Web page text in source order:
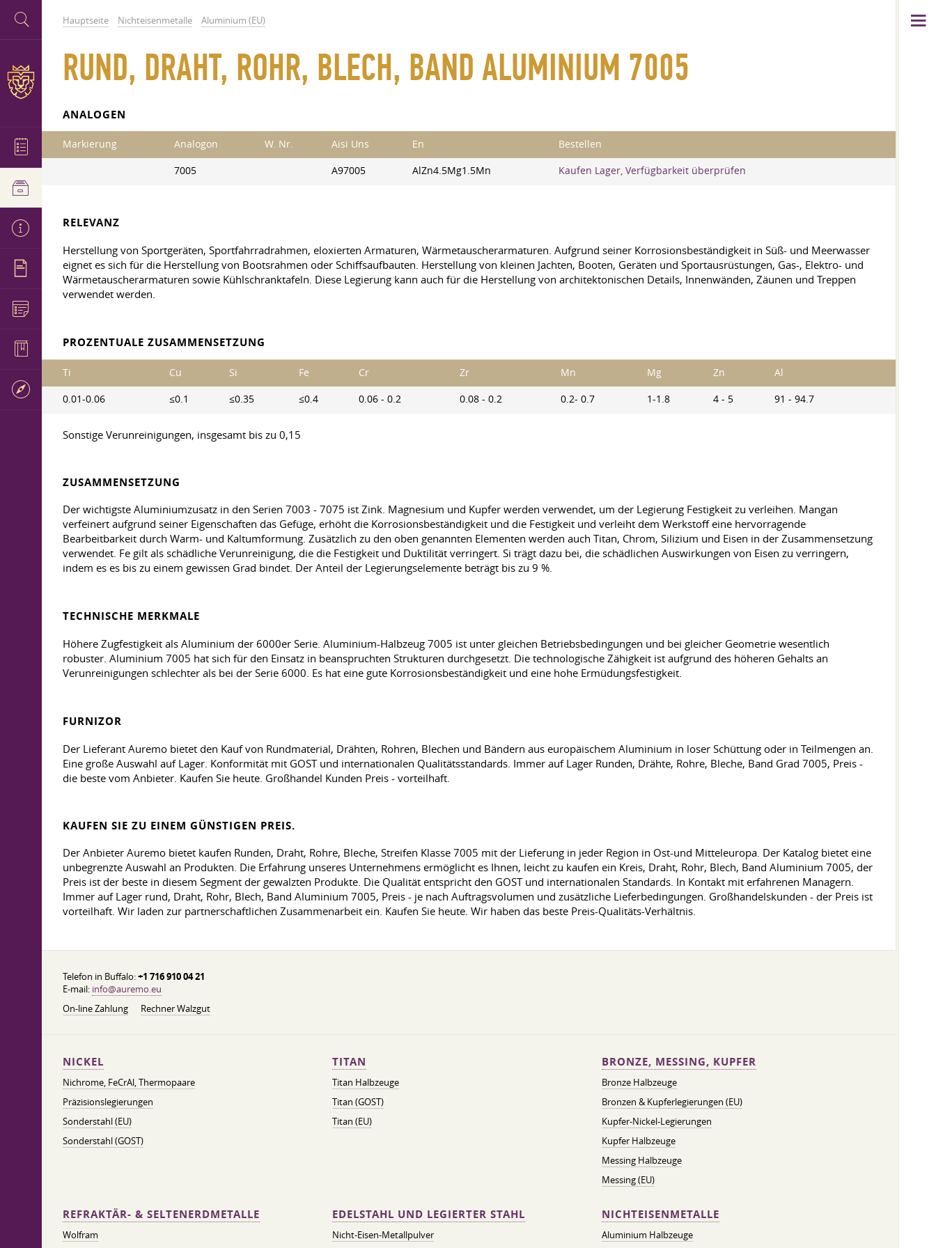
Hauptseite Nichteisenmetalle Aluminium (EU)
RUND, DRAHT, ROHR, BLECH, BAND ALUMINIUM 7005
ANALOGEN
Markierung Analogon W. Nr. Aisi Uns En Bestellen
7005 A97005 AlZn4.5Mg1.5Mn Kaufen Lager, Verfügbarkeit überprüfen
RELEVANZ
Herstellung von Sportgeräten, Sportfahrradrahmen, eloxierten Armaturen, Wärmetauscherarmaturen. Aufgrund seiner Korrosionsbeständigkeit in Süß- und Meerwasser
eignet es sich für die Herstellung von Bootsrahmen oder Schiffsaufbauten. Herstellung von kleinen Jachten, Booten, Geräten und Sportausrüstungen, Gas-, Elektro- und
Wärmetauscherarmaturen sowie Kühlschranktafeln. Diese Legierung kann auch für die Herstellung von architektonischen Details, Innenwänden, Zäunen und Treppen
verwendet werden.
PROZENTUALE ZUSAMMENSETZUNG
Ti Cu Si Fe Cr Zr Mn Mg Zn Al
0.01-0.06 ≤0.1 ≤0.35 ≤0.4 0.06 - 0.2 0.08 - 0.2 0.2- 0.7 1-1.8 4 - 5 91 - 94.7
Sonstige Verunreinigungen, insgesamt bis zu 0,15
ZUSAMMENSETZUNG
Der wichtigste Aluminiumzusatz in den Serien 7003 - 7075 ist Zink. Magnesium und Kupfer werden verwendet, um der Legierung Festigkeit zu verleihen. Mangan
verfeinert aufgrund seiner Eigenschaften das Gefüge, erhöht die Korrosionsbeständigkeit und die Festigkeit und verleiht dem Werkstoff eine hervorragende
Bearbeitbarkeit durch Warm- und Kaltumformung. Zusätzlich zu den oben genannten Elementen werden auch Titan, Chrom, Silizium und Eisen in der Zusammensetzung
verwendet. Fe gilt als schädliche Verunreinigung, die die Festigkeit und Duktilität verringert. Si trägt dazu bei, die schädlichen Auswirkungen von Eisen zu verringern,
indem es es bis zu einem gewissen Grad bindet. Der Anteil der Legierungselemente beträgt bis zu 9 %.
TECHNISCHE MERKMALE
Höhere Zugfestigkeit als Aluminium der 6000er Serie. Aluminium-Halbzeug 7005 ist unter gleichen Betriebsbedingungen und bei gleicher Geometrie wesentlich
robuster. Aluminium 7005 hat sich für den Einsatz in beanspruchten Strukturen durchgesetzt. Die technologische Zähigkeit ist aufgrund des höheren Gehalts an
Verunreinigungen schlechter als bei der Serie 6000. Es hat eine gute Korrosionsbeständigkeit und eine hohe Ermüdungsfestigkeit.
FURNIZOR
Der Lieferant Auremo bietet den Kauf von Rundmaterial, Drähten, Rohren, Blechen und Bändern aus europäischem Aluminium in loser Schüttung oder in Teilmengen an.
Eine große Auswahl auf Lager. Konformität mit GOST und internationalen Qualitätsstandards. Immer auf Lager Runden, Drähte, Rohre, Bleche, Band Grad 7005, Preis -
die beste vom Anbieter. Kaufen Sie heute. Großhandel Kunden Preis - vorteilhaft.
KAUFEN SIE ZU EINEM GÜNSTIGEN PREIS.
Der Anbieter Auremo bietet kaufen Runden, Draht, Rohre, Bleche, Streifen Klasse 7005 mit der Lieferung in jeder Region in Ost-und Mitteleuropa. Der Katalog bietet eine
unbegrenzte Auswahl an Produkten. Die Erfahrung unseres Unternehmens ermöglicht es Ihnen, leicht zu kaufen ein Kreis, Draht, Rohr, Blech, Band Aluminium 7005, der
Preis ist der beste in diesem Segment der gewalzten Produkte. Die Qualität entspricht den GOST und internationalen Standards. In Kontakt mit erfahrenen Managern.
Immer auf Lager rund, Draht, Rohr, Blech, Band Aluminium 7005, Preis - je nach Auftragsvolumen und zusätzliche Lieferbedingungen. Großhandelskunden - der Preis ist
vorteilhaft. Wir laden zur partnerschaftlichen Zusammenarbeit ein. Kaufen Sie heute. Wir haben das beste Preis-Qualitäts-Verhältnis.
Telefon in Buffalo:+1 716 910 04 21
E-mail: info@auremo.eu
On-line Zahlung
Rechner Walzgut
NICKEL
Nichrome, FeСrAl, ​​Thermopaare
Präzisionslegierungen
Sonderstahl (EU)
Sonderstahl (GOST)
TITAN
Titan Halbzeuge
Titan (GOST)
Titan (EU)
BRONZE, MESSING, KUPFER
Bronze Halbzeuge
Bronzen & Kupferlegierungen (EU)
Kupfer-Nickel-Legierungen
Kupfer Halbzeuge
Messing Halbzeuge
Messing (EU)
REFRAKTÄR- & SELTENERDMETALLE
Wolfram
EDELSTAHL UND LEGIERTER STAHL
Nicht-Eisen-Metallpulver
NICHTEISENMETALLE
Aluminium Halbzeuge